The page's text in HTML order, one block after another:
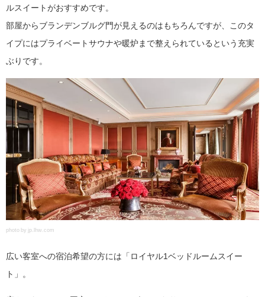
ルスイートがおすすめです。
部屋からブランデンブルグ門が見えるのはもちろんですが、このタ
イプにはプライベートサウナや暖炉まで整えられているという充実
ぶりです。
photo by jp.lhw.com
広い客室への宿泊希望の方には「ロイヤル1ベッドルームスイー
ト」。